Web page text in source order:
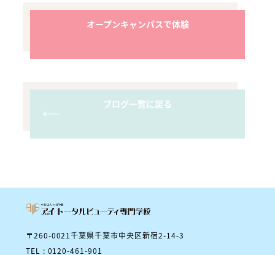
オープンキャンパスで体験
ブログ一覧に戻る
〒260-0021千葉県千葉市中央区新宿2-14-3
TEL : 0120-461-901